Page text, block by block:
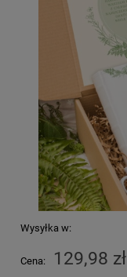
Wysyłka w:
Cena: 129,98 zł